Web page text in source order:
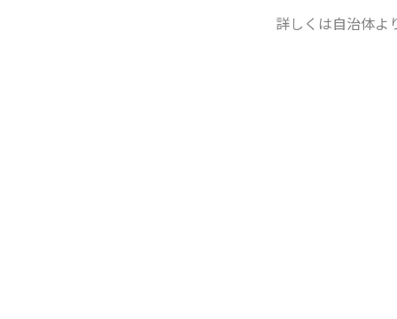
詳しくは自治体よ